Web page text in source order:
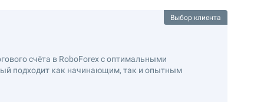
Выбор клиента
счёта в RoboForex с оптимальными
подходит как начинающим, так и опытным